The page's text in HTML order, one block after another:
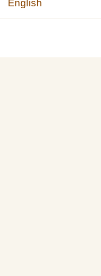
English